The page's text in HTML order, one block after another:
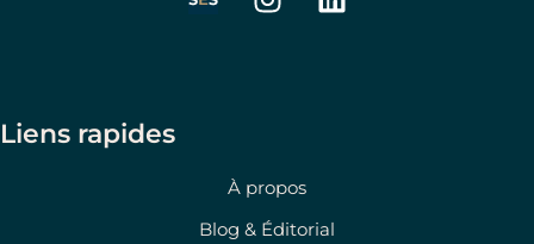
n
a
m
i
Liens rapides
À propos
Blog & Éditorial